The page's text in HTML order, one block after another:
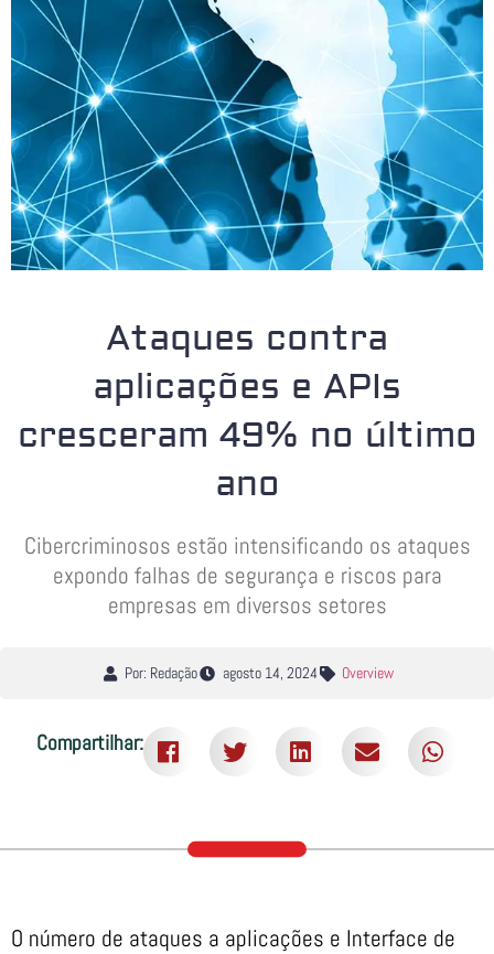
Ataques contra
aplicações e APIs
cresceram 49% no último
ano
Cibercriminosos estão intensificando os ataques
expondo falhas de segurança e riscos para
empresas em diversos setores
Por: Redação agosto 14, 2024 Overview
Compartilhar:
O número de ataques a aplicações e Interface de